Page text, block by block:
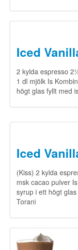
Iced
2 kylda espresso
1 dl mjölk Is
högt glas fyllt med
Iced
(Kiss) 2 kylda
msk cacao pulver
syrup i ett högt
Torani